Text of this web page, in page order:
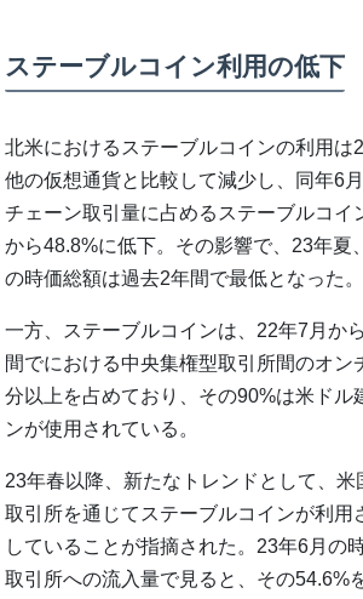
ステーブルコイン利用の低下
北米におけるステーブルコインの利用は
他の仮想通貨と比較して減少し、同年6
チェーン取引量に占めるステーブルコイ
から48.8%に低下。その影響で、23年夏
の時価総額は過去2年間で最低となった。
一方、ステーブルコインは、22年7月か
間でにおける中央集権型取引所間のオン
分以上を占めており、その90%は米ドル
ンが使用されている。
23年春以降、新たなトレンドとして、米
取引所を通じてステーブルコインが利用
していることが指摘された。23年6月の
取引所への流入量で見ると、その54.6%